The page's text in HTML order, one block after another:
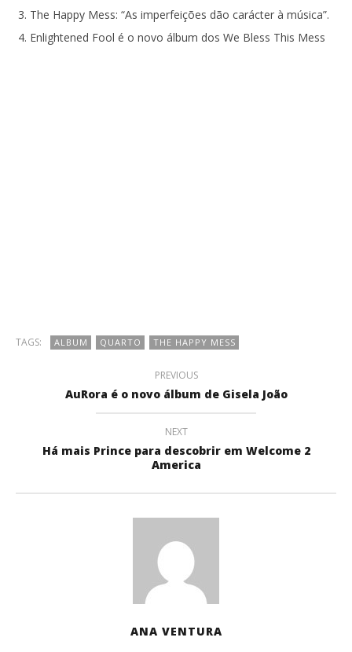
The Happy Mess: “As imperfeições dão carácter à música”.
Enlightened Fool é o novo álbum dos We Bless This Mess
TAGS: ALBUM QUARTO THE HAPPY MESS
PREVIOUS
AuRora é o novo álbum de Gisela João
NEXT
Há mais Prince para descobrir em Welcome 2
America
ANA VENTURA